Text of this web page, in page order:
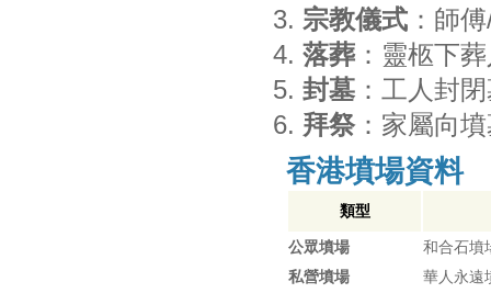
宗教儀式 ：師
落葬：靈柩下
封墓 ：工人封
拜祭：家屬向
香港墳場資料
類型
公眾墳場
和合石墳
私營墳場
華人永遠